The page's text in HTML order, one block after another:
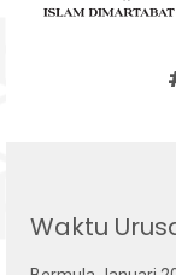
Waktu